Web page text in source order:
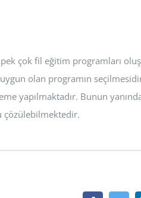
çok fil eğitim programları
olan programın
yapılmaktadır. Bunun
çözülebilmektedir.